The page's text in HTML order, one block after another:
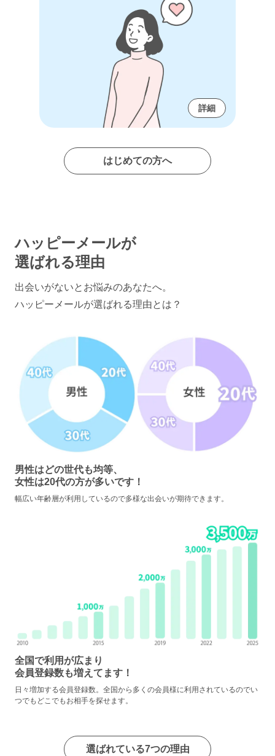
詳細
はじめての方へ
ハッピーメールが
選ばれる理由
出会いがないとお悩みのあなたへ。
ハッピーメールが選ばれる理由とは？
男性はどの世代も均等、
女性は20代の方が多いです！
幅広い年齢層が利用しているので多様な出会いが期待できます。
全国で利用が広まり
会員登録数も増えてます！
日々増加する会員登録数。全国から多くの会員様に利用されているのでい
つでもどこでもお相手を探せます。
選ばれている7つの理由